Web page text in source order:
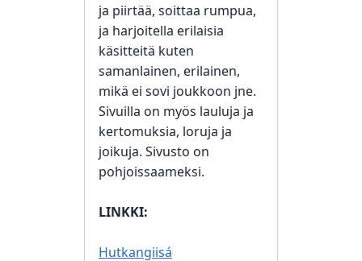
ja piirtää, soittaa rumpua,
ja harjoitella erilaisia
käsitteitä kuten
samanlainen, erilainen,
mikä ei sovi joukkoon jne.
Sivuilla on myös lauluja ja
kertomuksia, loruja ja
joikuja. Sivusto on
pohjoissaameksi.
LINKKI:
Hutkangiisá